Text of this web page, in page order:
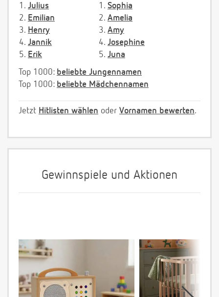
1. Julius
2. Emilian
3. Henry
4. Jannik
5. Erik
1. Sophia
2. Amelia
3. Amy
4. Josephine
5. Juna
Top 1000: beliebte Jungennamen
Top 1000: beliebte Mädchennamen
Jetzt Hitlisten wählen oder Vornamen bewerten.
Gewinnspiele und Aktionen